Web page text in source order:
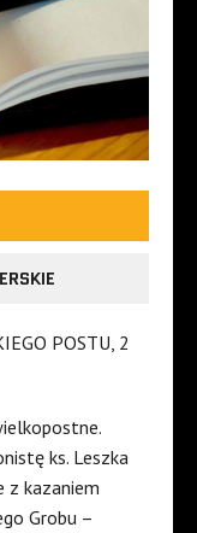
POSTU, 2
ks. Leszka
z kazaniem
Grobu –